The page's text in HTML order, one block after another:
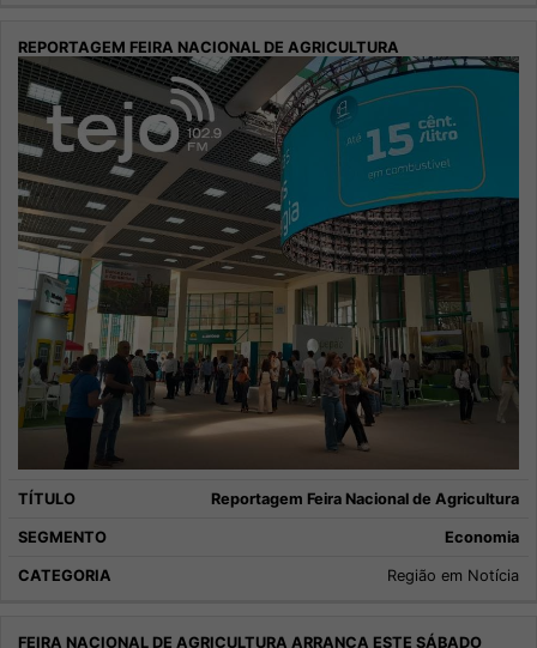
Reportagem Feira Nacional de Agricultura
Economia
Região em Notícia